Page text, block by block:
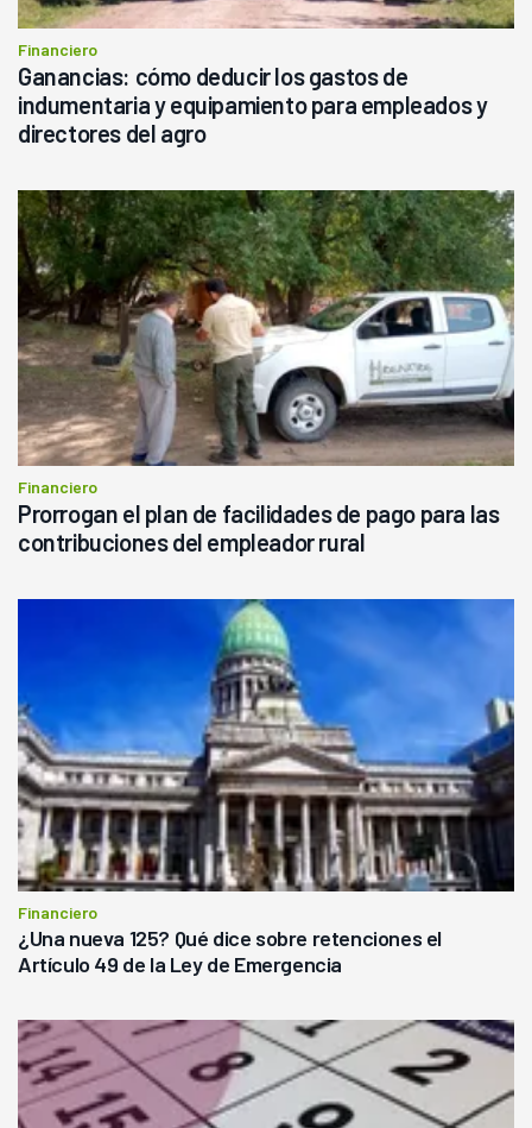
Financiero
Ganancias: cómo deducir los gastos de
indumentaria y equipamiento para empleados y
directores del agro
Financiero
Prorrogan el plan de facilidades de pago para las
contribuciones del empleador rural
Financiero
¿Una nueva 125? Qué dice sobre retenciones el
Artículo 49 de la Ley de Emergencia